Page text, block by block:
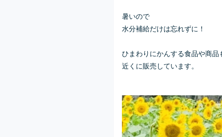
暑いので
水分補給だけは忘れずに！
ひまわりにかんする食品や商品
近くに販売しています。